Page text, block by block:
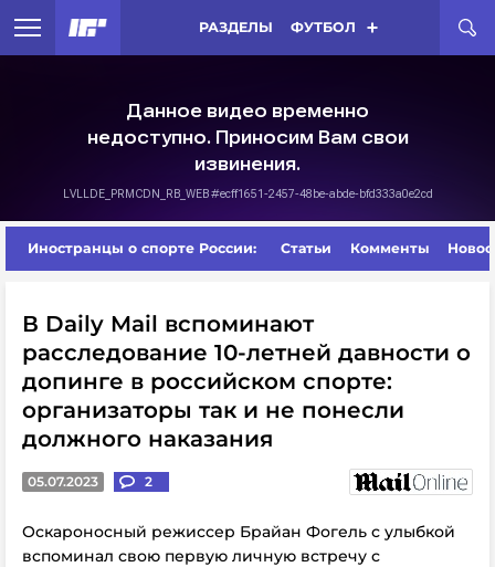
РАЗДЕЛЫ ФУТБОЛ
Иностранцы о спорте России: Статьи Комменты
В Daily Mail вспоминают
расследование 10-летней давности о
допинге в российском спорте:
организаторы так и не понесли
должного наказания
05.07.2023 2
Оскароносный режиссер Брайан Фогель с улыбкой
вспоминал свою первую личную встречу с